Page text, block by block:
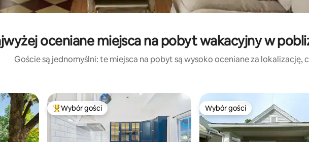
oceniane miejsca na pobyt wakacyjny w
Goście są jednomyślni: te miejsca na pobyt są wysoko oceniane za lokalizację,
gości Najpopularniejsze z kategorii Wybór gości
Wybór gości Wybór gości
Wybór gości